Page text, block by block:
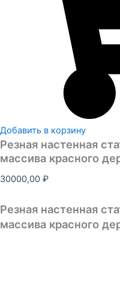
Добавить в корзину
Резная настенная
массива красного
30000,00 ₽
Резная настенная
массива красного